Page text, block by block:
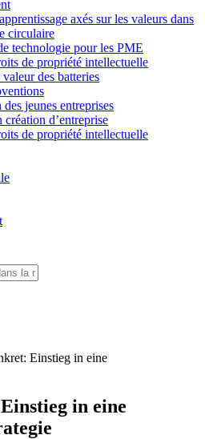
axés sur les valeurs dans
circulaire
technologie pour les PME
de propriété intellectuelle
des batteries
jeunes entreprises
création d’entreprise
de propriété intellectuelle
Einstieg in eine
in eine